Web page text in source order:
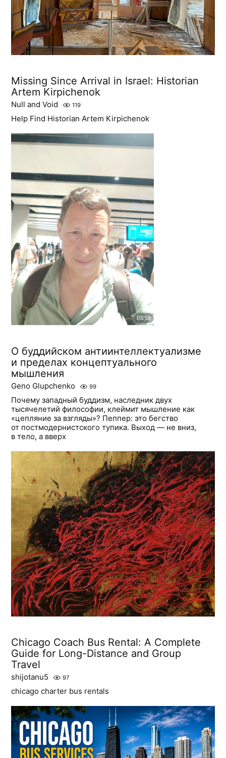
Missing Since Arrival in Israel: Historian
Artem Kirpichenok
Null and Void 119
Help Find Historian Artem Kirpichenok
О буддийском антиинтеллектуализме
и пределах концептуального
мышления
Geno Glupchenko 99
Почему западный буддизм, наследник двух
тысячелетий философии, клеймит мышление как
«цепляние за взгляды»? Пеппер: это бегство
от постмодернистского тупика. Выход — не вниз,
в тело, а вверх
Chicago Coach Bus Rental: A Complete
Guide for Long-Distance and Group
Travel
shijotanu5 97
chicago charter bus rentals